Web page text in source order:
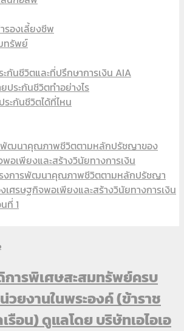
รองเลี้ยงชีพ
ทรัพย์
กันชีวิตและที่ปรึกษาการเงิน AIA
ประกันชีวิตทำอย่างไร
ะกันชีวิตได้ที่ไหน
พัฒนาคุณภาพชีวิตตามหลักปรัชญาของ
อเพียงและสร้างวินัยทางการเงิน
งการพัฒนาคุณภาพชีวิตตามหลักปรัชญา
เศรษฐกิจพอเพียงและสร้างวินัยทางการเงิน
ที่ 1
การพิเศษสะสมทรัพย์ครบ
ยงานในพระองค์ (ข้าราช
อน) ดูแลโดย บริษัทเอไอเอ